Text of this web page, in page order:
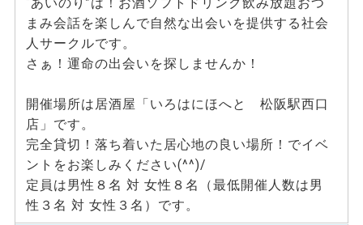
“あいのり”は！お酒ソフトドリンク飲み放題おつ
まみ会話を楽しんで自然な出会いを提供する社会
人サークルです。
さぁ！運命の出会いを探しませんか！
開催場所は居酒屋「いろはにほへと 松阪駅西口
店」です。
完全貸切！落ち着いた居心地の良い場所！でイベ
ントをお楽しみください(^^)/
定員は男性８名 対 女性８名（最低開催人数は男
性３名 対 女性３名）です。